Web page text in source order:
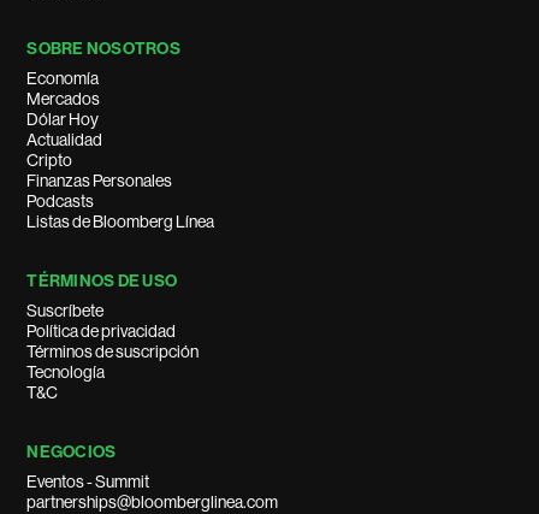
SOBRE NOSOTROS
Economía
Mercados
Dólar Hoy
Actualidad
Cripto
Finanzas Personales
Podcasts
Listas de Bloomberg Línea
TÉRMINOS DE USO
Suscríbete
Política de privacidad
Términos de suscripción
Tecnología
T&C
NEGOCIOS
Eventos - Summit
partnerships@bloomberglinea.com